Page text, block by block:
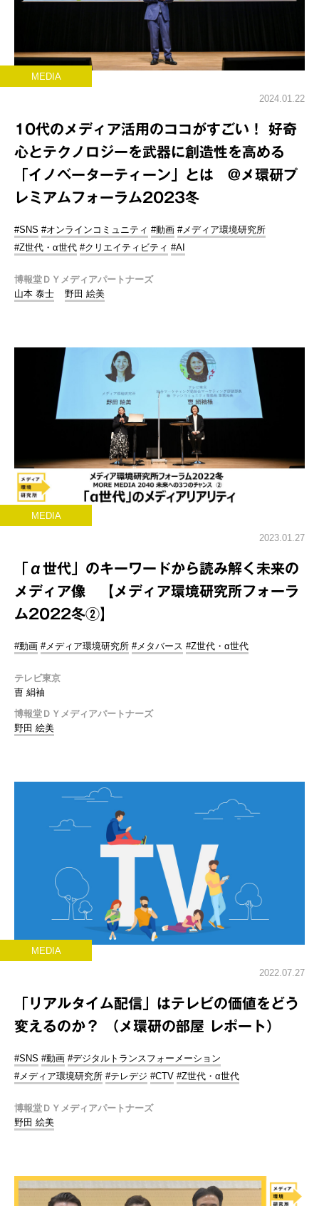
MEDIA
2024.01.22
10代のメディア活用のココがすごい！ 好奇
心とテクノロジーを武器に創造性を高める
「イノベーターティーン」とは @メ環研プ
レミアムフォーラム2023冬
#SNS #オンラインコミュニティ #動画 #メディア環境研究所
#Z世代・α世代 #クリエイティビティ #AI
博報堂ＤＹメディアパートナーズ
山本 泰士
野田 絵美
MEDIA
2023.01.27
「α世代」のキーワードから読み解く未来の
メディア像 【メディア環境研究所フォーラ
ム2022冬②】
#動画 #メディア環境研究所 #メタバース #Z世代・α世代
テレビ東京
曺 絹袖
博報堂ＤＹメディアパートナーズ
野田 絵美
MEDIA
2022.07.27
「リアルタイム配信」はテレビの価値をどう
変えるのか？ （メ環研の部屋 レポート）
#SNS #動画 #デジタルトランスフォーメーション
#メディア環境研究所 #テレデジ #CTV #Z世代・α世代
博報堂ＤＹメディアパートナーズ
野田 絵美